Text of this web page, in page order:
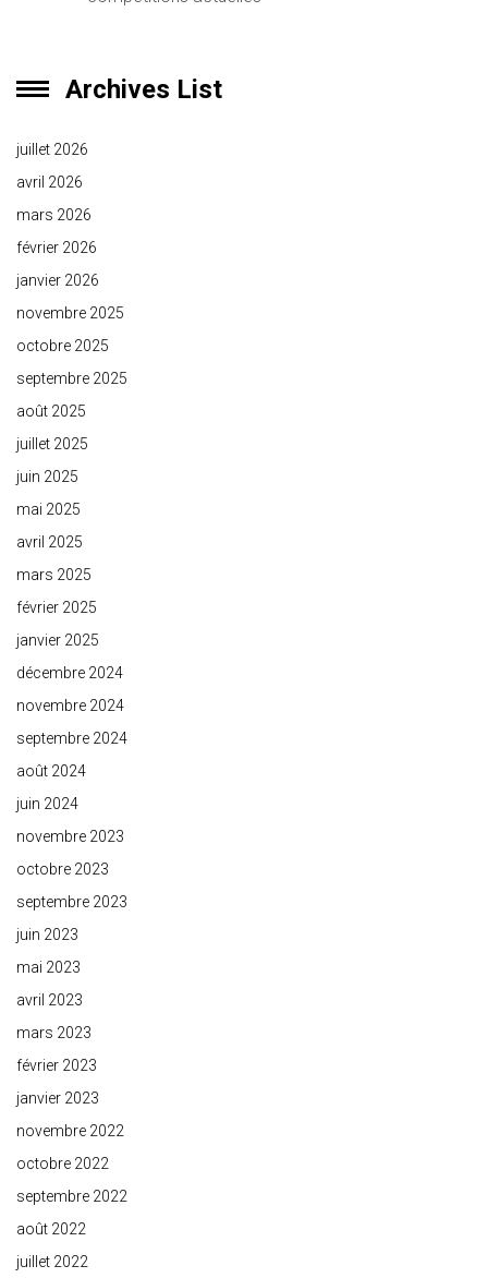
Archives List
juillet 2026
avril 2026
mars 2026
février 2026
janvier 2026
novembre 2025
octobre 2025
septembre 2025
août 2025
juillet 2025
juin 2025
mai 2025
avril 2025
mars 2025
février 2025
janvier 2025
décembre 2024
novembre 2024
septembre 2024
août 2024
juin 2024
novembre 2023
octobre 2023
septembre 2023
juin 2023
mai 2023
avril 2023
mars 2023
février 2023
janvier 2023
novembre 2022
octobre 2022
septembre 2022
août 2022
juillet 2022